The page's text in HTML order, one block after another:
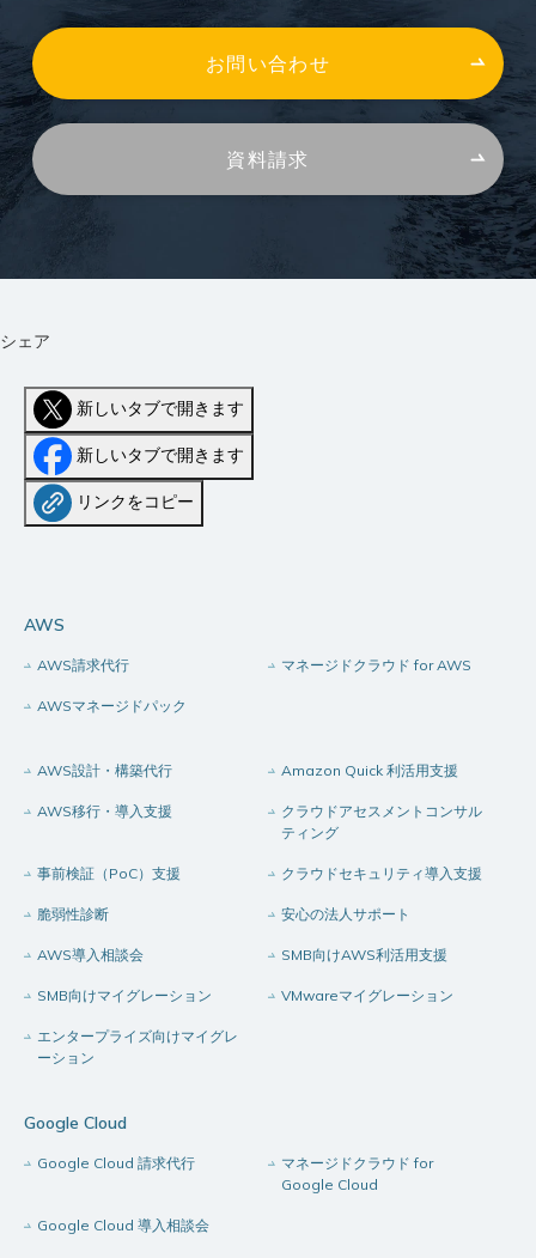
お問い合わせ
資料請求
シェア
新しいタブで開きます
新しいタブで開きます
リンクをコピー
AWS
AWS請求代行 マネージドクラウド for AWS
AWSマネージドパック
AWS設計・構築代行 Amazon Quick 利活用支援
AWS移行・導入支援
クラウドアセスメントコンサル
ティング
事前検証（PoC）支援 クラウドセキュリティ導入支援
脆弱性診断 安心の法人サポート
AWS導入相談会 SMB向けAWS利活用支援
SMB向けマイグレーション VMwareマイグレーション
エンタープライズ向けマイグレ
ーション
Google Cloud
Google Cloud 請求代行
マネージドクラウド for
Google Cloud
Google Cloud 導入相談会